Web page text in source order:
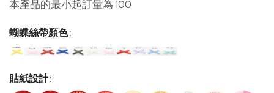
本產品的最小起訂量為 100
蝴蝶絲帶顏色
貼紙設計